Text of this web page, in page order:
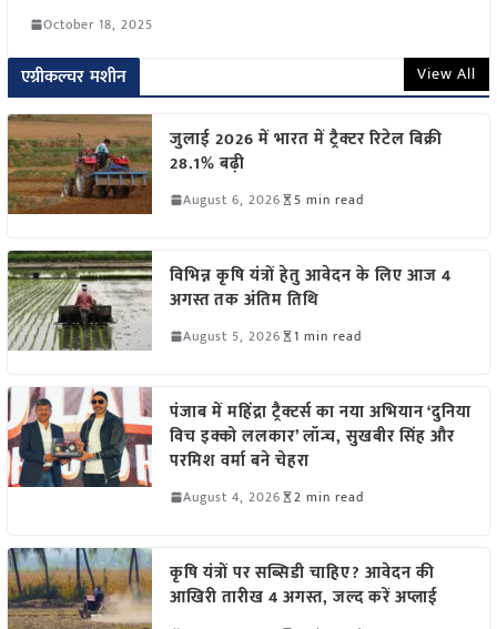
October 18, 2025
एग्रीकल्चर मशीन View All
जुलाई 2026 में भारत में ट्रैक्टर रिटेल बिक्री
28.1% बढ़ी
August 6, 2026 5 min read
विभिन्न कृषि यंत्रों हेतु आवेदन के लिए आज 4
अगस्त तक अंतिम तिथि
August 5, 2026 1 min read
पंजाब में महिंद्रा ट्रैक्टर्स का नया अभियान ‘दुनिया
विच इक्को ललकार’ लॉन्च, सुखबीर सिंह और
परमिश वर्मा बने चेहरा
August 4, 2026 2 min read
कृषि यंत्रों पर सब्सिडी चाहिए? आवेदन की
आखिरी तारीख 4 अगस्त, जल्द करें अप्लाई